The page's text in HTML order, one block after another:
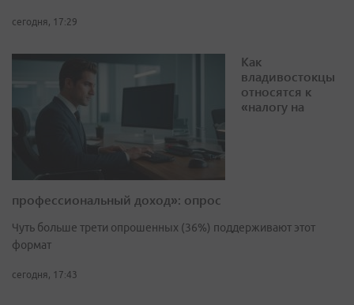
сегодня, 17:29
Как
владивостокцы
относятся к
«налогу на
профессиональный доход»: опрос
Чуть больше трети опрошенных (36%) поддерживают этот
формат
сегодня, 17:43